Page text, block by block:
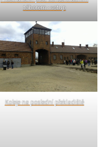
táborem - vstup
Koleje na poslední překladiště